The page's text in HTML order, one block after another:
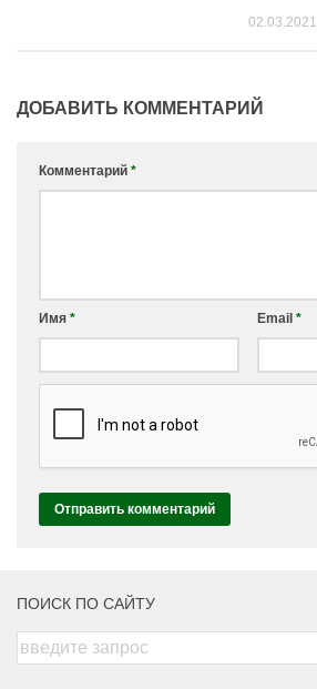
02.03.2021
ДОБАВИТЬ КОММЕНТАРИЙ
Комментарий *
Имя * Email *
ПОИСК ПО САЙТУ